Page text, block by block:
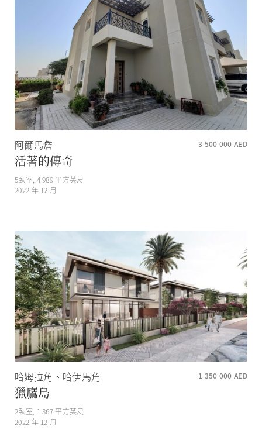
阿爾馬詹 3 500 000 AED
活著的傳奇
5臥室, 4 989 平方英尺
2022 年 12 月
哈姆拉角、哈伊馬角 1 350 000 AED
獵鷹島
2臥室, 1 367 平方英尺
2022 年 12 月